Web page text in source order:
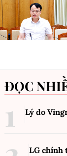
ĐỌC
Lý do
LG chính